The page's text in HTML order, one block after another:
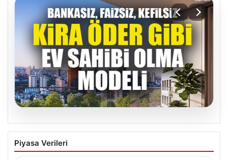
06.08.2026
DAP Yapı’dan Emlak Güvencesi ile Kendi
Kendini Ödeyen Yeni Proje Ataşehir 173
Piyasa Verileri